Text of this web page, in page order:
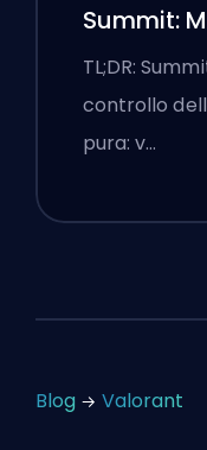
Summit:
Chiamate
TL;DR:
controllo
pura: v…
Blog Valorant